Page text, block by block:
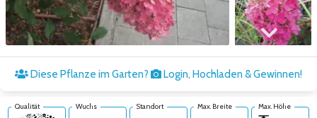
Zum nächsten Bild
Diese Pflanze im Garten? Login, Hochladen & Gewinnen!
Qualität Wuchs Standort Max. Breite Max. Höhe